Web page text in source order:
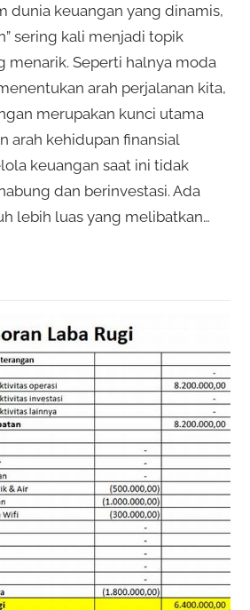
dunia keuangan yang dinamis,
sering kali menjadi topik
menarik. Seperti halnya moda
arah perjalanan kita,
merupakan kunci utama
arah kehidupan finansial
keuangan saat ini tidak
dan berinvestasi. Ada
lebih luas yang melibatkan…